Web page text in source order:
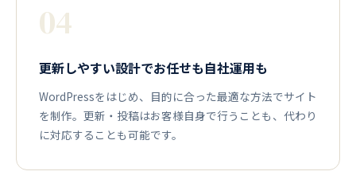
04
更新しやすい設計でお任せも自社運用も
WordPressをはじめ、目的に合った最適な方法でサイト
を制作。更新・投稿はお客様自身で行うことも、代わり
に対応することも可能です。